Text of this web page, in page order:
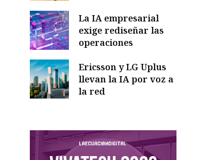
La IA empresarial
exige rediseñar las
operaciones
Ericsson y LG Uplus
llevan la IA por voz a
la red